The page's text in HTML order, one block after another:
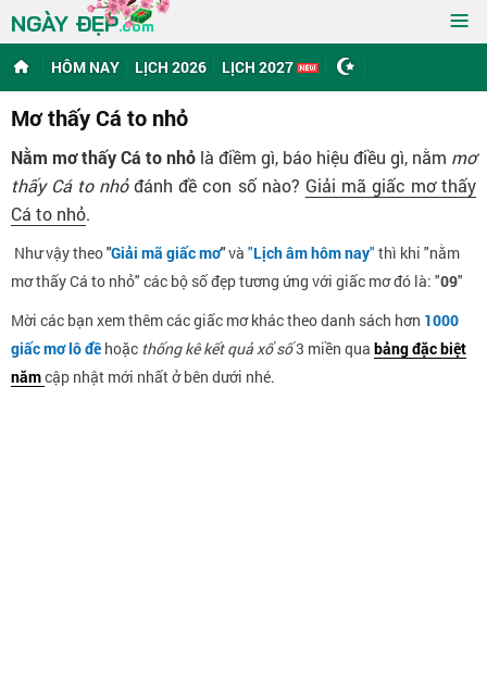
NGÀY ĐẸP.com ≡
HÔM NAY LỊCH 2026 LỊCH 2027
Mơ thấy Cá to nhỏ
Nằm mơ thấy Cá to nhỏ là điềm gì, báo hiệu điều gì, nằm mơ
thấy Cá to nhỏđánh đề con số nào? Giải mã giấc mơ thấy
Cá to nhỏ.
Như vậy theo"Giải mã giấc mơ"và "Lịch âm hôm nay" thì khi "nằm
mơ thấy Cá to nhỏ" các bộ số đẹp tương ứng với giấc mơ đó là: "09"
Mời các bạn xem thêm các giấc mơ khác theo danh sách hơn 1000
giấc mơ lô đề hoặc thống kê kết quả xổ số3 miền qua bảng đặc biệt
nămcập nhật mới nhất ở bên dưới nhé.